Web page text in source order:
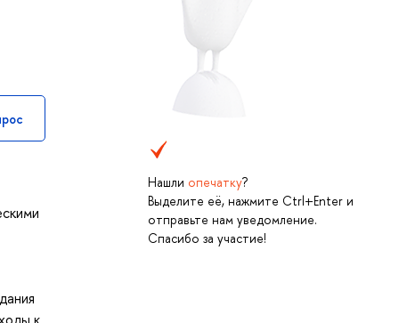
Нашли опечатку?
Выделите её, нажмите Ctrl+Enter и
отправьте нам уведомление.
Спасибо за участие!